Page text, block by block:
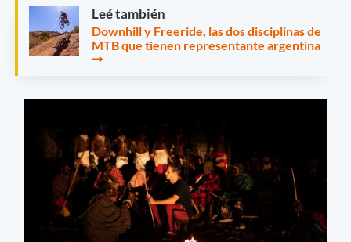
Leé también
Downhill y Freeride, las dos disciplinas de
MTB que tienen representante argentina